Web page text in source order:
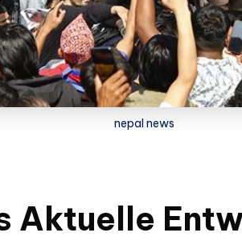
nepal news
Aktuelle